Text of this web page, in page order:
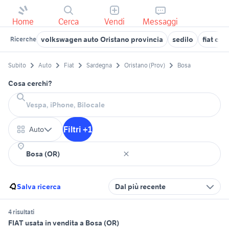
Home Cerca Vendi Messaggi
Ricerche volkswagen auto Oristano provincia sedilo fiat
Subito Auto Fiat Sardegna Oristano (Prov) Bosa
Cosa cerchi?
Auto Filtri +1
Salva ricerca Dal più recente
4 risultati
FIAT usata in vendita a Bosa (OR)